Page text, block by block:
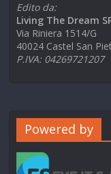
Edito da:
Living The Dream
Via Riniera 1514/G
40024 Castel San
P.IVA: 04269721207
Powered by